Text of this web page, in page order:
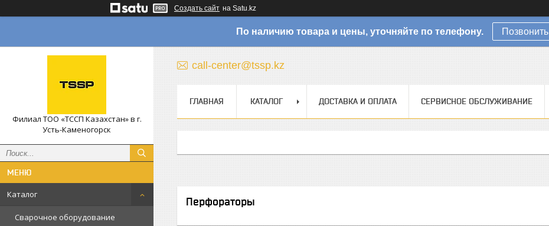
Создать сайт на Satu.kz
По наличию товара и цены, уточняйте по телефону. Позвонить
Филиал ТОО «ТССП Казахстан» в г.
Усть-Каменогорск
Каталог
Сварочное оборудование
call-center@tssp.kz
ГЛАВНАЯ КАТАЛОГ ДОСТАВКА И ОПЛАТА СЕРВИСНОЕ ОБСЛУЖИВАНИЕ
Перфораторы